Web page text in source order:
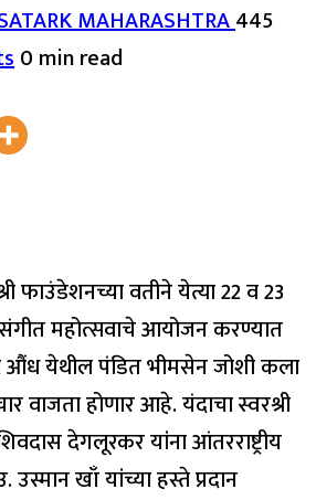
MAHARASHTRA445
0 min read
फाउंडेशनच्या वतीने येत्या 22 व 23
संगीत महोत्सवाचे आयोजन करण्यात
येथील पंडित भीमसेन जोशी कला
वाजता होणार आहे. यंदाचा स्वरश्री
देगलूरकर यांना आंतरराष्ट्रीय
खाँ यांच्या हस्ते प्रदान